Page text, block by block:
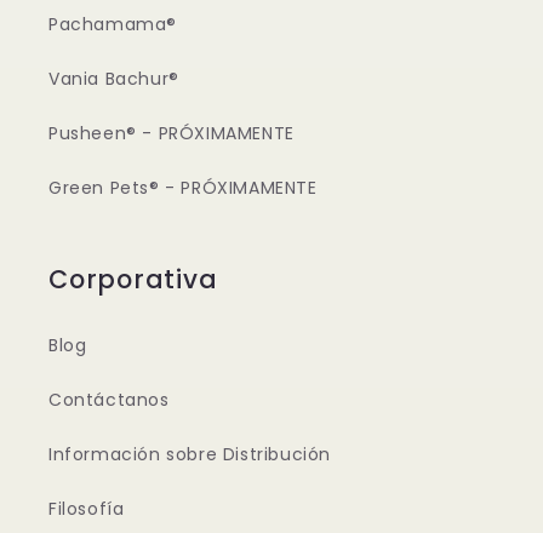
Pachamama®
Vania Bachur®
Pusheen® - PRÓXIMAMENTE
Green Pets® - PRÓXIMAMENTE
Corporativa
Blog
Contáctanos
Información sobre Distribución
Filosofía